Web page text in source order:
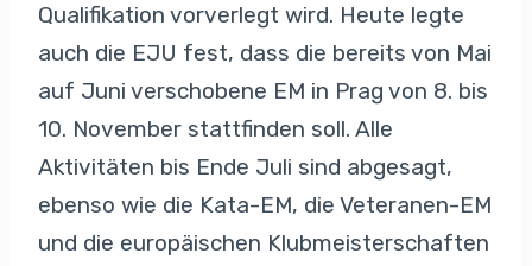
Qualifikation vorverlegt wird. Heute legte
auch die EJU fest, dass die bereits von Mai
auf Juni verschobene EM in Prag von 8. bis
10. November stattfinden soll. Alle
Aktivitäten bis Ende Juli sind abgesagt,
ebenso wie die Kata-EM, die Veteranen-EM
und die europäischen Klubmeisterschaften